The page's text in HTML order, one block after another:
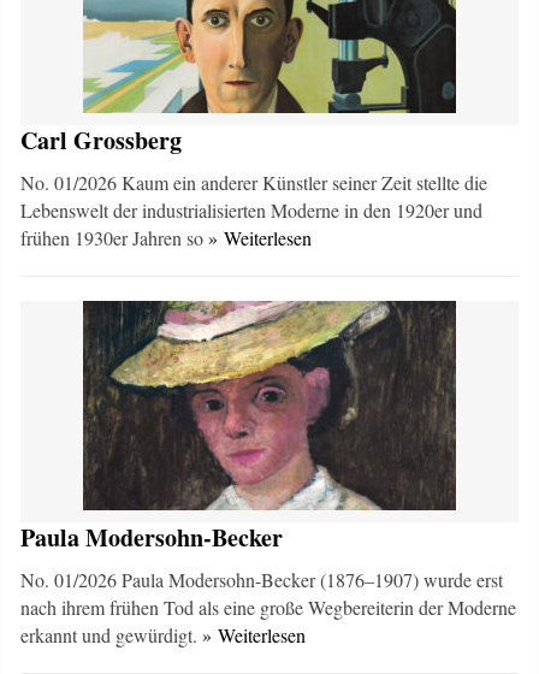
Carl Grossberg
No. 01/2026 Kaum ein anderer Künstler seiner Zeit stellte die
Lebenswelt der industrialisierten Moderne in den 1920er und
frühen 1930er Jahren so» Weiterlesen
Paula Modersohn-Becker
No. 01/2026 Paula Modersohn-Becker (1876–1907) wurde erst
nach ihrem frühen Tod als eine große Wegbereiterin der Moderne
erkannt und gewürdigt.» Weiterlesen